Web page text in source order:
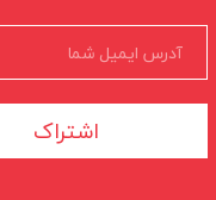
اشتراک